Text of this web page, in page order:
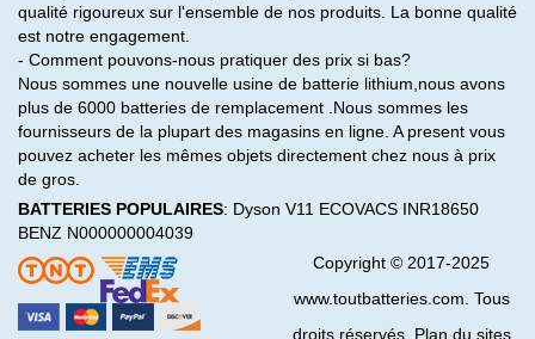
qualité rigoureux sur l'ensemble de nos produits. La bonne qualité
est notre engagement.
- Comment pouvons-nous pratiquer des prix si bas?
Nous sommes une nouvelle usine de batterie lithium,nous avons
plus de 6000 batteries de remplacement .Nous sommes les
fournisseurs de la plupart des magasins en ligne. A present vous
pouvez acheter les mêmes objets directement chez nous à prix
de gros.
BATTERIES POPULAIRES: Dyson V11 ECOVACS INR18650
BENZ N000000004039
Copyright © 2017-2025
www.toutbatteries.com. Tous
droits réservés. Plan du sites